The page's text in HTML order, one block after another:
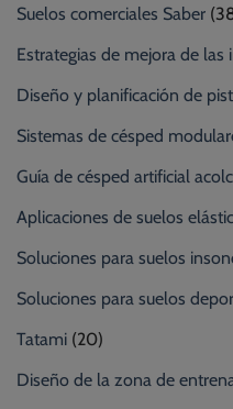
Suelos comerciales Saber
Estrategias de mejora de las
Diseño y planificación de
Sistemas de césped
Guía de césped artificial
Aplicaciones de suelos
Soluciones para suelos
Soluciones para suelos
Tatami (20)
Diseño de la zona de